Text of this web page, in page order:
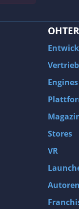
Engines
Stores
VR
Autoren